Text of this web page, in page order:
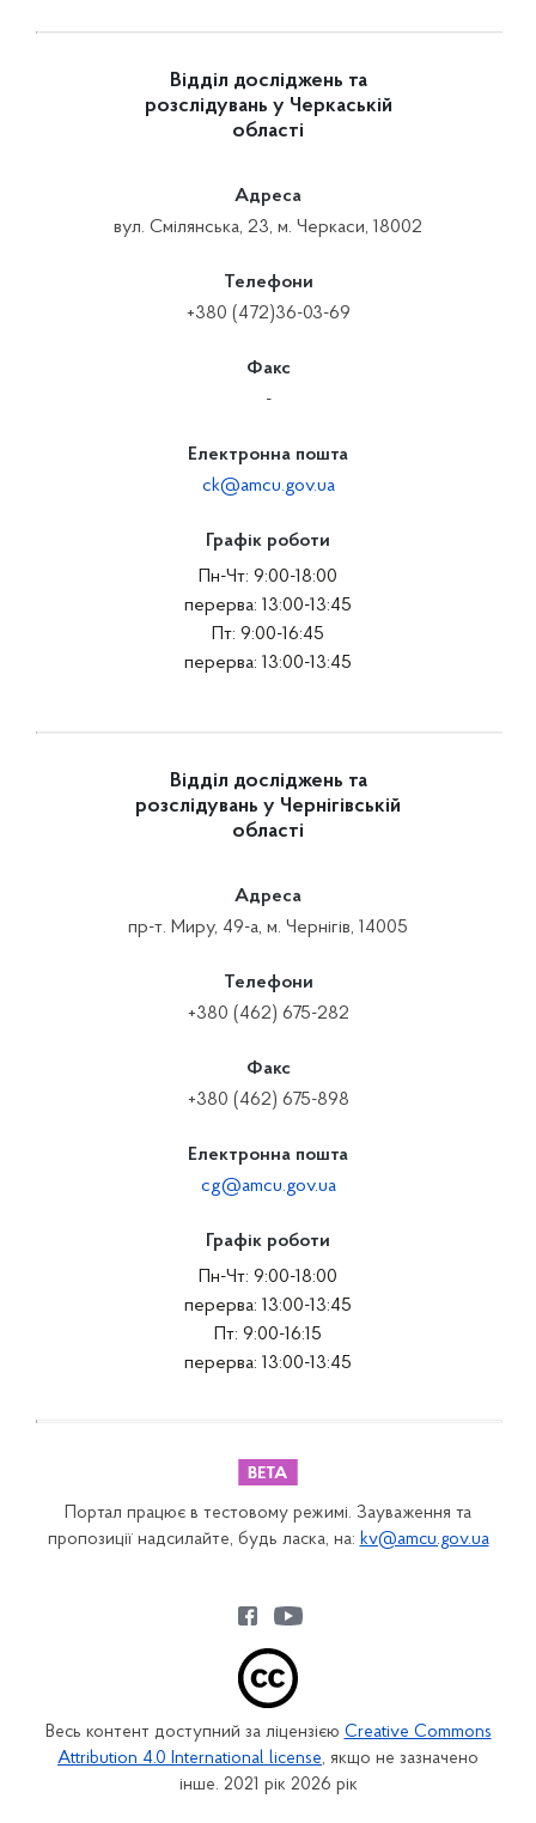
Відділ досліджень та
розслідувань у Черкаській
області
Адреса
вул. Смілянська, 23, м. Черкаси, 18002
Телефони
+380 (472)36-03-69
Факс
-
Електронна пошта
ck@amcu.gov.ua
Графік роботи
Пн-Чт: 9:00-18:00
перерва: 13:00-13:45
Пт: 9:00-16:45
перерва: 13:00-13:45
Відділ досліджень та
розслідувань у Чернігівській
області
Адреса
пр-т. Миру, 49-а, м. Чернігів, 14005
Телефони
+380 (462) 675-282
Факс
+380 (462) 675-898
Електронна пошта
cg@amcu.gov.ua
Графік роботи
Пн-Чт: 9:00-18:00
перерва: 13:00-13:45
Пт: 9:00-16:15
перерва: 13:00-13:45
Портал працює в тестовому режимі. Зауваження та
пропозиції надсилайте, будь ласка, на: kv@amcu.gov.ua
Весь контент доступний за ліцензією Creative Commons
Attribution 4.0 International license, якщо не зазначено
інше. 2021 рік 2026 рік